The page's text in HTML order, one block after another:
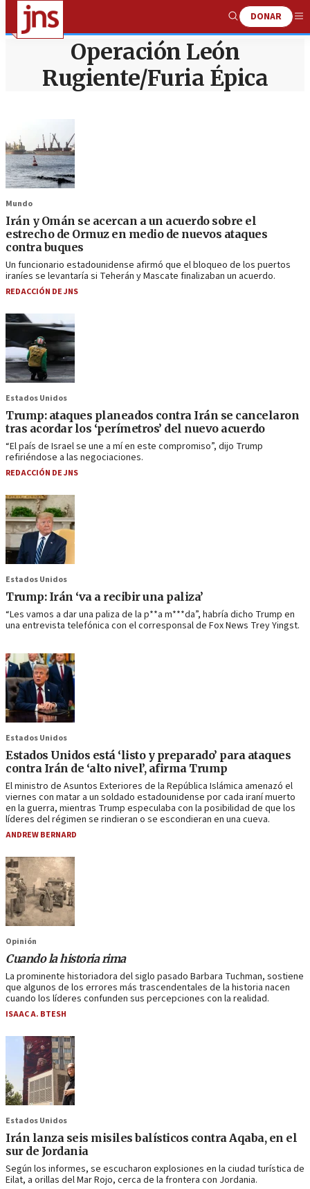
Show
Search
DONAR
Operación León
Rugiente/Furia Épica
Mundo
Irán y Omán se acercan a un acuerdo sobre el
estrecho de Ormuz en medio de nuevos ataques
contra buques
Un funcionario estadounidense afirmó que el bloqueo de los puertos
iraníes se levantaría si Teherán y Mascate finalizaban un acuerdo.
REDACCIÓN DE JNS
Estados Unidos
Trump: ataques planeados contra Irán se cancelaron
tras acordar los ‘perímetros’ del nuevo acuerdo
“El país de Israel se une a mí en este compromiso”, dijo Trump
refiriéndose a las negociaciones.
REDACCIÓN DE JNS
Estados Unidos
Trump: Irán ‘va a recibir una paliza’
“Les vamos a dar una paliza de la p**a m***da”, habría dicho Trump en
una entrevista telefónica con el corresponsal de Fox News Trey Yingst.
Estados Unidos
Estados Unidos está ‘listo y preparado’ para ataques
contra Irán de ‘alto nivel’, afirma Trump
El ministro de Asuntos Exteriores de la República Islámica amenazó el
viernes con matar a un soldado estadounidense por cada iraní muerto
en la guerra, mientras Trump especulaba con la posibilidad de que los
líderes del régimen se rindieran o se escondieran en una cueva.
ANDREW BERNARD
Opinión
Cuando la historia rima
La prominente historiadora del siglo pasado Barbara Tuchman, sostiene
que algunos de los errores más trascendentales de la historia nacen
cuando los líderes confunden sus percepciones con la realidad.
ISAAC A. BTESH
Estados Unidos
Irán lanza seis misiles balísticos contra Aqaba, en el
sur de Jordania
Según los informes, se escucharon explosiones en la ciudad turística de
Eilat, a orillas del Mar Rojo, cerca de la frontera con Jordania.